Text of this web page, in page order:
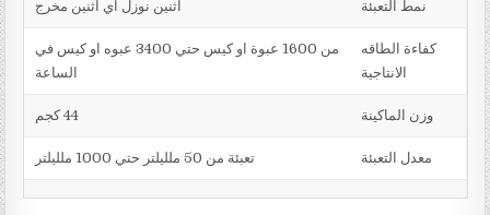
نمط التعبئة اثنين نوزل اي اثنين مخرج
كفاءة الطاقه
الانتاجية
من 1600 عبوة او كيس حتي 3400 عبوه او كيس في
الساعة
وزن الماكينة 44 كجم
معدل التعبئة تعبئة من 50 ملليلتر حتي 1000 ملليلتر